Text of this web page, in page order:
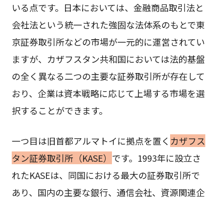
いる点です。日本においては、金融商品取引法と
会社法という統一された強固な法体系のもとで東
京証券取引所などの市場が一元的に運営されてい
ますが、カザフスタン共和国においては法的基盤
の全く異なる二つの主要な証券取引所が存在して
おり、企業は資本戦略に応じて上場する市場を選
択することができます。
一つ目は旧首都アルマトイに拠点を置く カザフス
タン証券取引所（KASE） です。1993年に設立さ
れたKASEは、同国における最大の証券取引所で
あり、国内の主要な銀行、通信会社、資源関連企